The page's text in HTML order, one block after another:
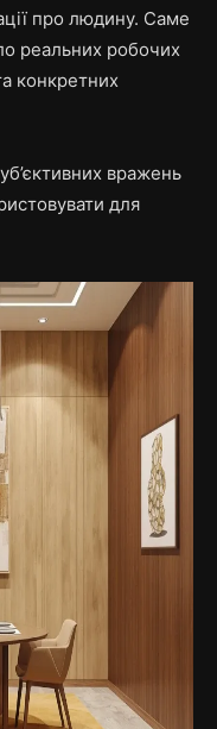
про людину. Саме
реальних робочих
конкретних
вражень
для